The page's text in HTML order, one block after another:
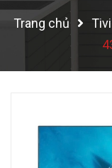
Trang chủ